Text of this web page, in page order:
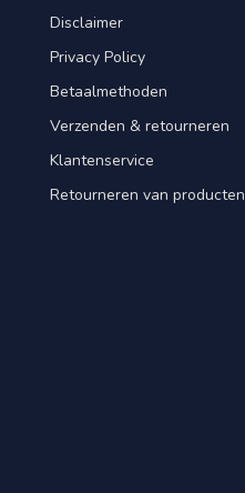
Disclaimer
Privacy Policy
Betaalmethoden
Verzenden & retourneren
Klantenservice
Retourneren van producten